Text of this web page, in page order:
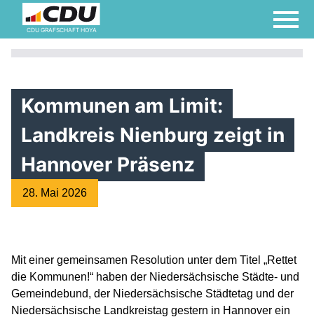
CDU GRAFSCHAFT HOYA
Kommunen am Limit:
Landkreis Nienburg zeigt in
Hannover Präsenz
28. Mai 2026
Mit einer gemeinsamen Resolution unter dem Titel „Rettet
die Kommunen!“ haben der Niedersächsische Städte- und
Gemeindebund, der Niedersächsische Städtetag und der
Niedersächsische Landkreistag gestern in Hannover ein